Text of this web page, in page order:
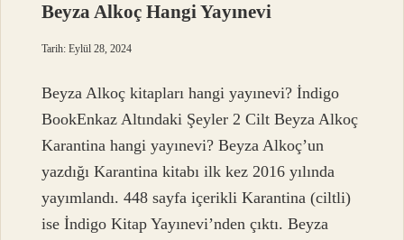
Beyza Alkoç Hangi Yayınevi
Tarih: Eylül 28, 2024
Beyza Alkoç kitapları hangi yayınevi? İndigo
BookEnkaz Altındaki Şeyler 2 Cilt Beyza Alkoç
Karantina hangi yayınevi? Beyza Alkoç’un
yazdığı Karantina kitabı ilk kez 2016 yılında
yayımlandı. 448 sayfa içerikli Karantina (ciltli)
ise İndigo Kitap Yayınevi’nden çıktı. Beyza